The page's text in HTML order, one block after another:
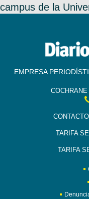
campus de la
EMPRESA
TARIFA
TARIFA